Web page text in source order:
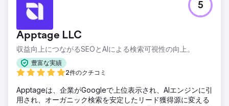
お客様は予算が限られていたものの、屋外幼稚園のウェブサ
イトでどのようなSEO対策ができるか検討したいと考えてい
ました。ノースカロライナ州ローリーに拠点を置いているた
め、競合がかなり多いのが現状です。お話を伺った時点で
は、ローリーの「屋外幼稚園」の検索結果トップ100の中に
お客様のサイトを見つけることができませんでした。
ソリューション
SEO、オンページSEO、オフページSEO）すべてにおいて注
意が必要な項目がいくつかありました。そこで、テクニカル
Apptage LLC
収益向上につながるSEOとAIによる検索可視性の向上。
豊富な実績
2件のクチコミ
5
Apptageは、企業がGoogleで上位表示され、AIエンジンに引
用され、オーガニック検索を安定したリード獲得源に変える